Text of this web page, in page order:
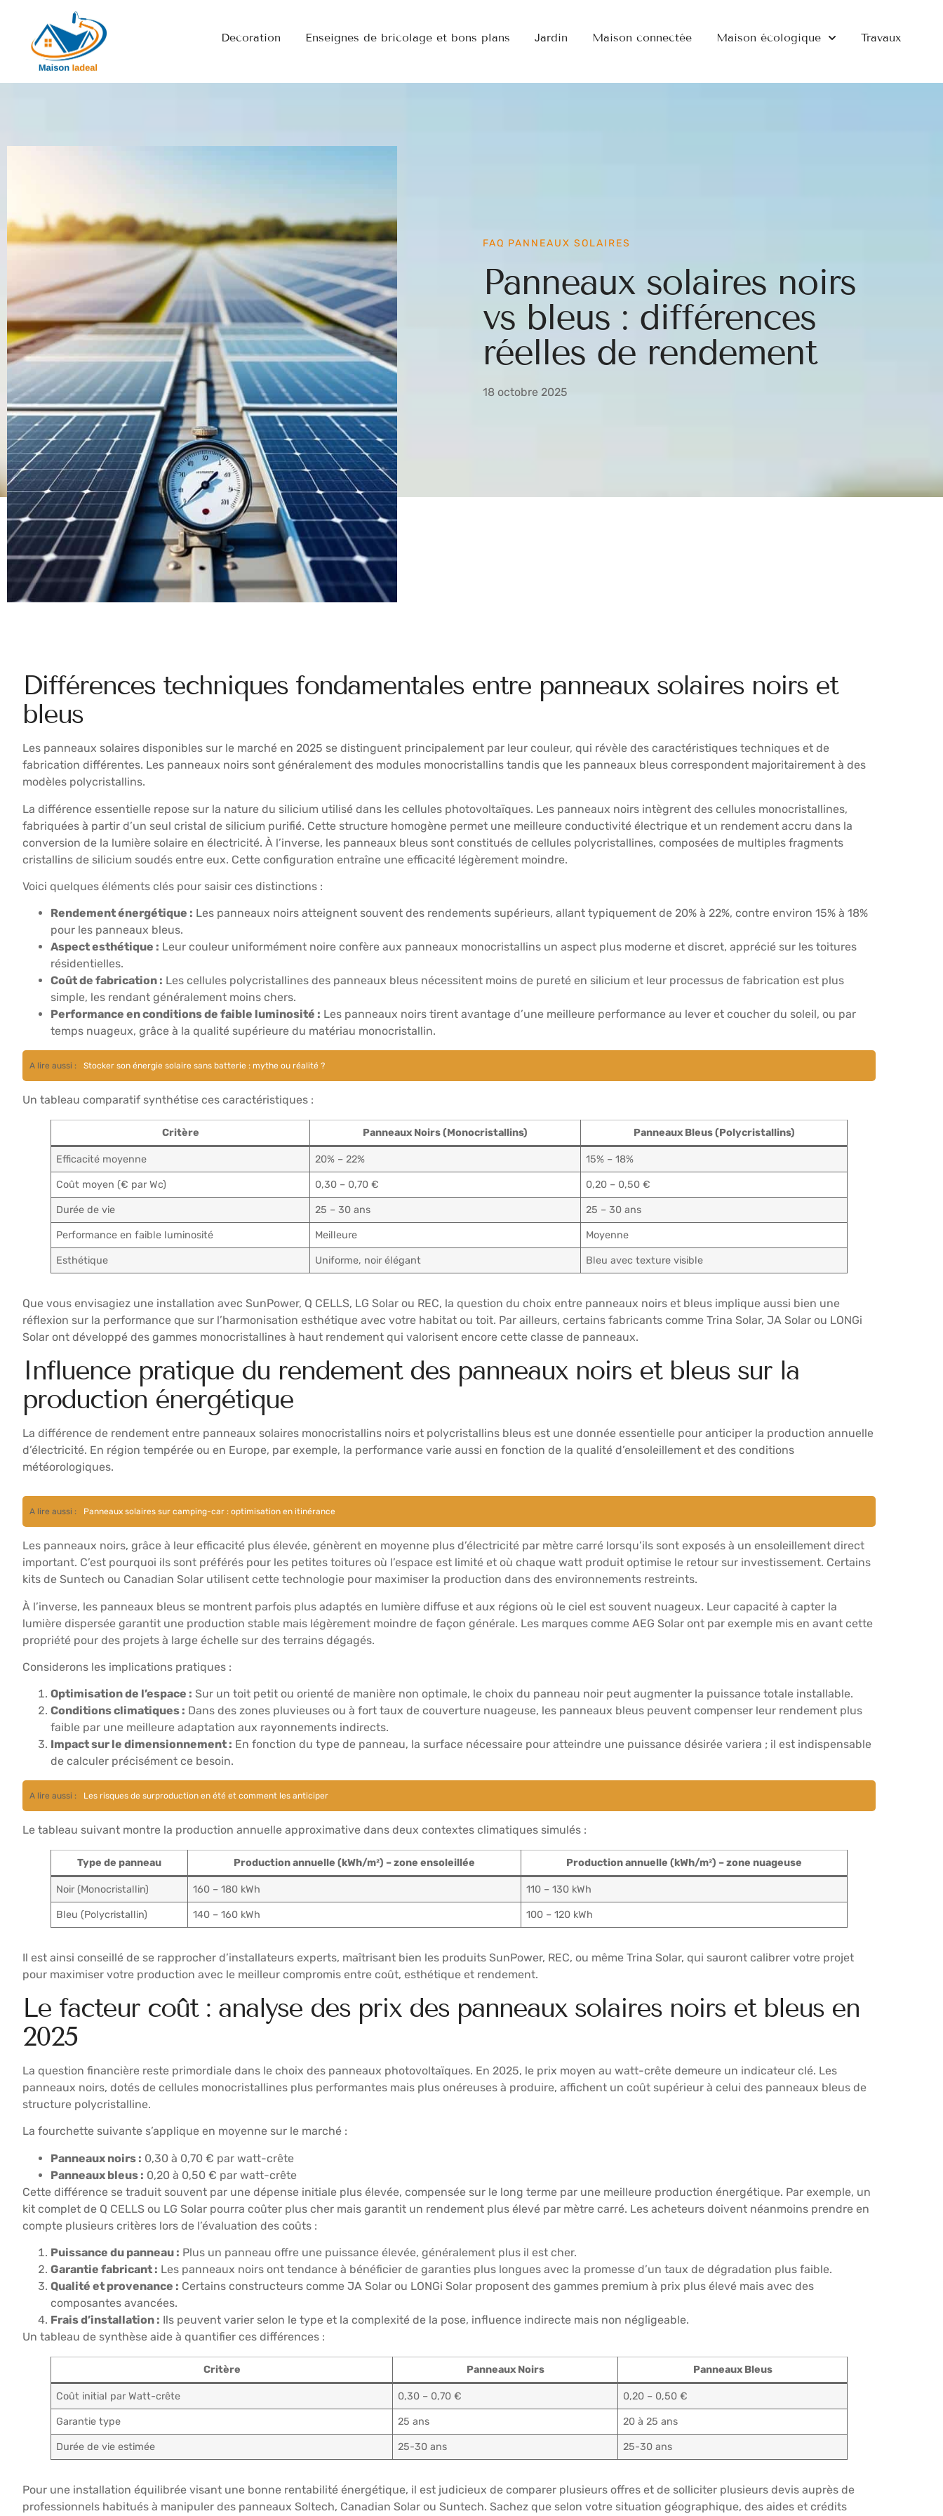
Decoration Enseignes de bricolage et bons plans Jardin Maison connectée Maison écologique Travaux
FAQ PANNEAUX SOLAIRES
Panneaux solaires noirs
vs bleus : différences
réelles de rendement
18 octobre 2025
Différences techniques fondamentales entre panneaux solaires noirs et
bleus
Les panneaux solaires disponibles sur le marché en 2025 se distinguent principalement par leur couleur, qui révèle des caractéristiques techniques et de
fabrication différentes. Les panneaux noirs sont généralement des modules monocristallins tandis que les panneaux bleus correspondent majoritairement à des
modèles polycristallins.
La différence essentielle repose sur la nature du silicium utilisé dans les cellules photovoltaïques. Les panneaux noirs intègrent des cellules monocristallines,
fabriquées à partir d’un seul cristal de silicium purifié. Cette structure homogène permet une meilleure conductivité électrique et un rendement accru dans la
conversion de la lumière solaire en électricité. À l’inverse, les panneaux bleus sont constitués de cellules polycristallines, composées de multiples fragments
cristallins de silicium soudés entre eux. Cette configuration entraîne une efficacité légèrement moindre.
Voici quelques éléments clés pour saisir ces distinctions :
Rendement énergétique : Les panneaux noirs atteignent souvent des rendements supérieurs, allant typiquement de 20% à 22%, contre environ 15% à 18%
pour les panneaux bleus.
Aspect esthétique : Leur couleur uniformément noire confère aux panneaux monocristallins un aspect plus moderne et discret, apprécié sur les toitures
résidentielles.
Coût de fabrication : Les cellules polycristallines des panneaux bleus nécessitent moins de pureté en silicium et leur processus de fabrication est plus
simple, les rendant généralement moins chers.
Performance en conditions de faible luminosité : Les panneaux noirs tirent avantage d’une meilleure performance au lever et coucher du soleil, ou par
temps nuageux, grâce à la qualité supérieure du matériau monocristallin.
A lire aussi : Stocker son énergie solaire sans batterie : mythe ou réalité ?
Un tableau comparatif synthétise ces caractéristiques :
Critère Panneaux Noirs (Monocristallins) Panneaux Bleus (Polycristallins)
Efficacité moyenne 20% – 22% 15% – 18%
Coût moyen (€ par Wc) 0,30 – 0,70 € 0,20 – 0,50 €
Durée de vie 25 – 30 ans 25 – 30 ans
Performance en faible luminosité Meilleure Moyenne
Esthétique Uniforme, noir élégant Bleu avec texture visible
Que vous envisagiez une installation avec SunPower, Q CELLS, LG Solar ou REC, la question du choix entre panneaux noirs et bleus implique aussi bien une
réflexion sur la performance que sur l’harmonisation esthétique avec votre habitat ou toit. Par ailleurs, certains fabricants comme Trina Solar, JA Solar ou LONGi
Solar ont développé des gammes monocristallines à haut rendement qui valorisent encore cette classe de panneaux.
Influence pratique du rendement des panneaux noirs et bleus sur la
production énergétique
La différence de rendement entre panneaux solaires monocristallins noirs et polycristallins bleus est une donnée essentielle pour anticiper la production annuelle
d’électricité. En région tempérée ou en Europe, par exemple, la performance varie aussi en fonction de la qualité d’ensoleillement et des conditions
météorologiques.
A lire aussi : Panneaux solaires sur camping-car : optimisation en itinérance
Les panneaux noirs, grâce à leur efficacité plus élevée, génèrent en moyenne plus d’électricité par mètre carré lorsqu’ils sont exposés à un ensoleillement direct
important. C’est pourquoi ils sont préférés pour les petites toitures où l’espace est limité et où chaque watt produit optimise le retour sur investissement. Certains
kits de Suntech ou Canadian Solar utilisent cette technologie pour maximiser la production dans des environnements restreints.
À l’inverse, les panneaux bleus se montrent parfois plus adaptés en lumière diffuse et aux régions où le ciel est souvent nuageux. Leur capacité à capter la
lumière dispersée garantit une production stable mais légèrement moindre de façon générale. Les marques comme AEG Solar ont par exemple mis en avant cette
propriété pour des projets à large échelle sur des terrains dégagés.
Considerons les implications pratiques :
Optimisation de l’espace : Sur un toit petit ou orienté de manière non optimale, le choix du panneau noir peut augmenter la puissance totale installable.
Conditions climatiques : Dans des zones pluvieuses ou à fort taux de couverture nuageuse, les panneaux bleus peuvent compenser leur rendement plus
faible par une meilleure adaptation aux rayonnements indirects.
Impact sur le dimensionnement : En fonction du type de panneau, la surface nécessaire pour atteindre une puissance désirée variera ; il est indispensable
de calculer précisément ce besoin.
A lire aussi : Les risques de surproduction en été et comment les anticiper
Le tableau suivant montre la production annuelle approximative dans deux contextes climatiques simulés :
Type de panneau Production annuelle (kWh/m²) – zone ensoleillée Production annuelle (kWh/m²) – zone nuageuse
Noir (Monocristallin) 160 – 180 kWh 110 – 130 kWh
Bleu (Polycristallin) 140 – 160 kWh 100 – 120 kWh
Il est ainsi conseillé de se rapprocher d’installateurs experts, maîtrisant bien les produits SunPower, REC, ou même Trina Solar, qui sauront calibrer votre projet
pour maximiser votre production avec le meilleur compromis entre coût, esthétique et rendement.
Le facteur coût : analyse des prix des panneaux solaires noirs et bleus en
2025
La question financière reste primordiale dans le choix des panneaux photovoltaïques. En 2025, le prix moyen au watt-crête demeure un indicateur clé. Les
panneaux noirs, dotés de cellules monocristallines plus performantes mais plus onéreuses à produire, affichent un coût supérieur à celui des panneaux bleus de
structure polycristalline.
La fourchette suivante s’applique en moyenne sur le marché :
Panneaux noirs : 0,30 à 0,70 € par watt-crête
Panneaux bleus : 0,20 à 0,50 € par watt-crête
Cette différence se traduit souvent par une dépense initiale plus élevée, compensée sur le long terme par une meilleure production énergétique. Par exemple, un
kit complet de Q CELLS ou LG Solar pourra coûter plus cher mais garantit un rendement plus élevé par mètre carré. Les acheteurs doivent néanmoins prendre en
compte plusieurs critères lors de l’évaluation des coûts :
Puissance du panneau : Plus un panneau offre une puissance élevée, généralement plus il est cher.
Garantie fabricant : Les panneaux noirs ont tendance à bénéficier de garanties plus longues avec la promesse d’un taux de dégradation plus faible.
Qualité et provenance : Certains constructeurs comme JA Solar ou LONGi Solar proposent des gammes premium à prix plus élevé mais avec des
composantes avancées.
Frais d’installation : Ils peuvent varier selon le type et la complexité de la pose, influence indirecte mais non négligeable.
Un tableau de synthèse aide à quantifier ces différences :
Critère Panneaux Noirs Panneaux Bleus
Coût initial par Watt-crête 0,30 – 0,70 € 0,20 – 0,50 €
Garantie type 25 ans 20 à 25 ans
Durée de vie estimée 25-30 ans 25-30 ans
Pour une installation équilibrée visant une bonne rentabilité énergétique, il est judicieux de comparer plusieurs offres et de solliciter plusieurs devis auprès de
professionnels habitués à manipuler des panneaux Soltech, Canadian Solar ou Suntech. Sachez que selon votre situation géographique, des aides et crédits